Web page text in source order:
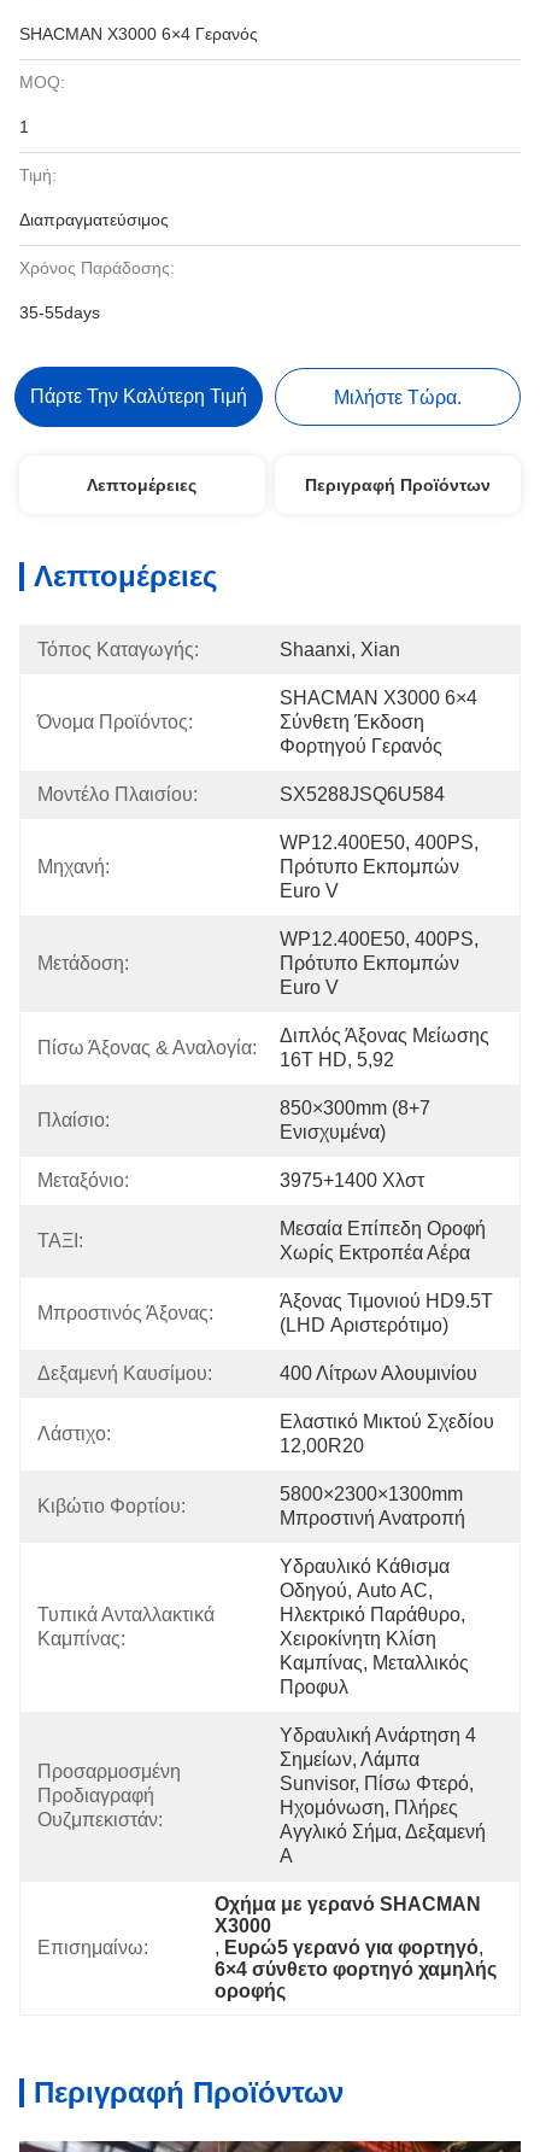
SHACMAN X3000 6×4 Γερανός
MOQ:
1
Τιμή:
Διαπραγματεύσιμος
Χρόνος Παράδοσης:
35-55days
Πάρτε Την Καλύτερη Τιμή Μιλήστε Τώρα.
Λεπτομέρειες Περιγραφή Προϊόντων
Λεπτομέρειες
Τόπος Καταγωγής: Shaanxi, Xian
Όνομα Προϊόντος:
SHACMAN X3000 6×4
Σύνθετη Έκδοση
Φορτηγού Γερανός
Μοντέλο Πλαισίου: SX5288JSQ6U584
Μηχανή:
WP12.400E50, 400PS,
Πρότυπο Εκπομπών
Euro V
Μετάδοση:
WP12.400E50, 400PS,
Πρότυπο Εκπομπών
Euro V
Πίσω Άξονας & Αναλογία:
Διπλός Άξονας Μείωσης
16T HD, 5,92
Πλαίσιο:
850×300mm (8+7 ​​
Ενισχυμένα)
Μεταξόνιο: 3975+1400 Χλστ
ΤΑΞΙ:
Μεσαία Επίπεδη Οροφή
Χωρίς Εκτροπέα Αέρα
Μπροστινός Άξονας:
Άξονας Τιμονιού HD9.5T
(LHD Αριστερότιμο)
Δεξαμενή Καυσίμου: 400 Λίτρων Αλουμινίου
Λάστιχο:
Ελαστικό Μικτού Σχεδίου
12,00R20
Κιβώτιο Φορτίου:
5800×2300×1300mm
Μπροστινή Ανατροπή
Τυπικά Ανταλλακτικά
Καμπίνας:
Υδραυλικό Κάθισμα
Οδηγού, Auto AC,
Ηλεκτρικό Παράθυρο,
Χειροκίνητη Κλίση
Καμπίνας, Μεταλλικός
Προφυλ
Προσαρμοσμένη
Προδιαγραφή
Ουζμπεκιστάν:
Υδραυλική Ανάρτηση 4
Σημείων, Λάμπα
Sunvisor, Πίσω Φτερό,
Ηχομόνωση, Πλήρες
Αγγλικό Σήμα, Δεξαμενή
Α
Επισημαίνω:
Οχήμα με γερανό SHACMAN
X3000
, Ευρώ5 γερανό για φορτηγό,
6×4 σύνθετο φορτηγό χαμηλής
οροφής
Περιγραφή Προϊόντων